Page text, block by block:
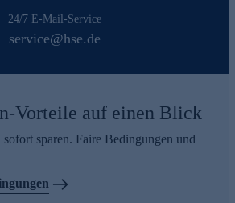
24/7 E-Mail-Service
service@hse.de
Vorteile auf einen Blick
sparen. Faire Bedingungen und